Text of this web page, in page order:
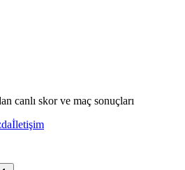
canlı skor ve maç sonuçları
İletişim